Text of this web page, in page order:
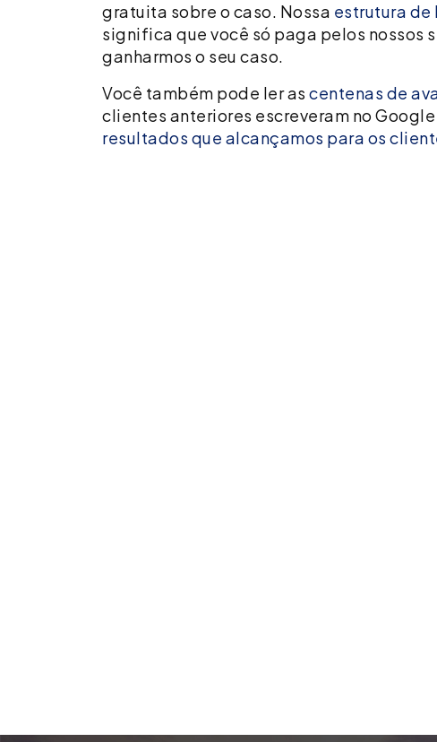
gratuita sobre o caso. Nossa estrutura de
significa que você só paga pelos nossos
ganharmos o seu caso.
Você também pode ler as centenas de
clientes anteriores escreveram no
resultados que alcançamos para os